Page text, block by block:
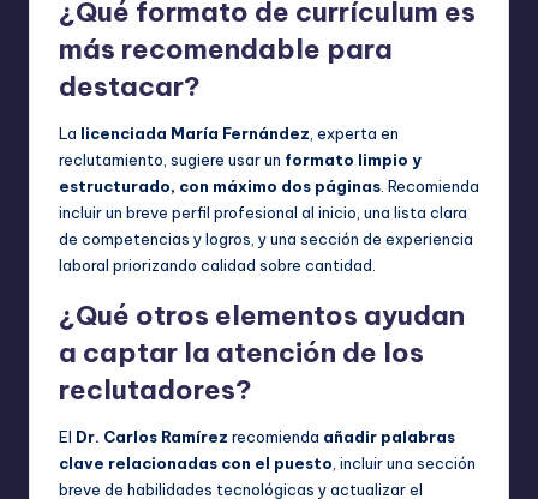
¿Qué formato de currículum es
más recomendable para
destacar?
La licenciada María Fernández , experta en
reclutamiento, sugiere usar un formato limpio y
estructurado, con máximo dos páginas . Recomienda
incluir un breve perfil profesional al inicio, una lista clara
de competencias y logros, y una sección de experiencia
laboral priorizando calidad sobre cantidad.
¿Qué otros elementos ayudan
a captar la atención de los
reclutadores?
El Dr. Carlos Ramírez recomienda añadir palabras
clave relacionadas con el puesto , incluir una sección
breve de habilidades tecnológicas y actualizar el